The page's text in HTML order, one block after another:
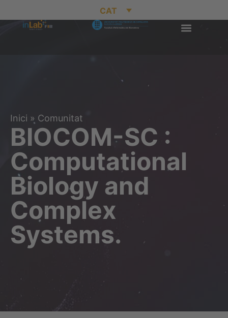
CAT
Inici » Comunitat
BIOCOM-SC :
Computational
Biology and
Complex
Systems.